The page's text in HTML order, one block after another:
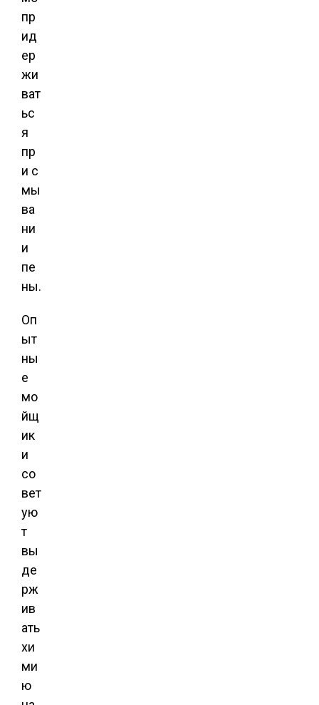
пр
ид
ер
жи
ват
ьс
я
пр
и с
мы
ва
ни
и
пе
ны.
Оп
ыт
ны
е
мо
йщ
ик
и
со
вет
ую
т
вы
де
рж
ив
ать
хи
ми
ю